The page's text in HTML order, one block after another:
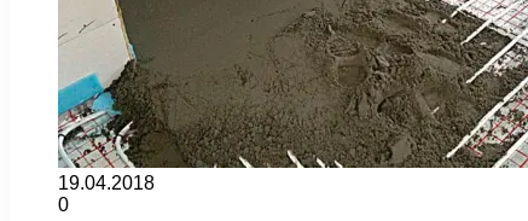
19.04.2018
0